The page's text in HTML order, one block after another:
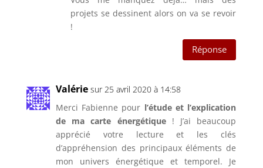
projets se dessinent alors on va se revoir
!
Réponse
Valérie sur 25 avril 2020 à 14:58
Merci Fabienne pour l’étude et l’explication
de ma carte énergétique! J’ai beaucoup
apprécié votre lecture et les clés
d’appréhension des principaux éléments de
mon univers énergétique et temporel. Je